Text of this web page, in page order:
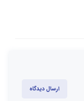
ارسال دیدگاه